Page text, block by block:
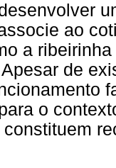
ao
a
de
o